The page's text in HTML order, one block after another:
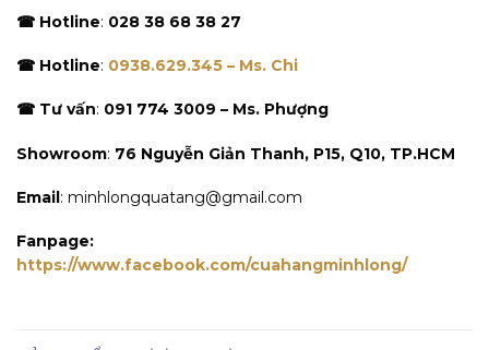
☎ Hotline: 028 38 68 38 27
☎ Hotline: 0938.629.345 – Ms. Chi
☎ Tư vấn: 091 774 3009 – Ms. Phượng
Showroom: 76 Nguyễn Giản Thanh, P15, Q10, TP.HCM
Email: minhlongquatang@gmail.com
Fanpage:
https://www.facebook.com/cuahangminhlong/